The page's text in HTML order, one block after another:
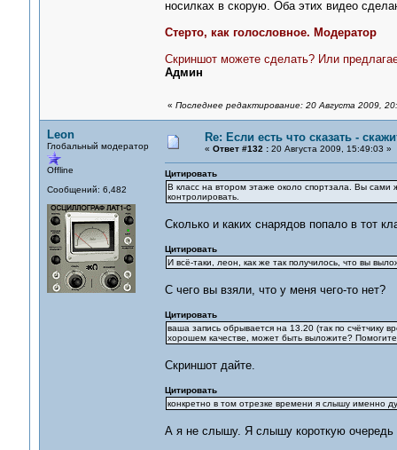
носилках в скорую. Оба этих видео
Стерто, как голословное. Модератор
Скриншот можете сделать? Или
Админ
« Последнее редактирование: 20 Августа 2009,
Leon
Глобальный модератор
Offline
Сообщений: 6,482
Re: Если есть что сказать -
« Ответ #132 :20 Августа 2009, 15:49:03 »
Цитировать
В класс на втором этаже около спортзала. Вы сами
контролировать.
Сколько и каких снарядов попало в тот
Цитировать
И всё-таки, леон, как же так получилось, что вы
С чего вы взяли, что у меня чего-то нет?
Цитировать
ваша запись обрывается на 13.20 (так по счётчику
хорошем качестве, может быть выложите?
Скриншот дайте.
Цитировать
конкретно в том отрезке времени я слышу именно
А я не слышу. Я слышу короткую очередь